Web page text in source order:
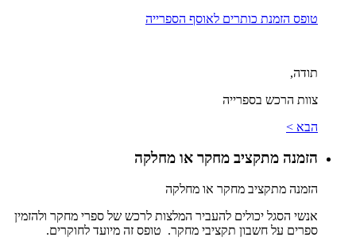
טופס הזמנת כותרים לאוסף הספרייה
תודה,
צוות הרכש בספרייה
הבא >
הזמנה מתקציב מחקר או מחלקה
הזמנה מתקציב מחקר או מחלקה
אנשי הסגל יכולים להעביר המלצות לרכש של ספרי מחקר ולהזמין
ספרים על חשבון תקציבי מחקר. טופס זה מיועד לחוקרים.